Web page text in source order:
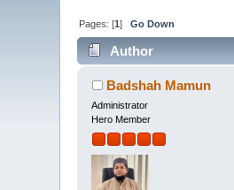
Pages: [1]Go Down
Author
Badshah Mamun
Administrator
Hero Member